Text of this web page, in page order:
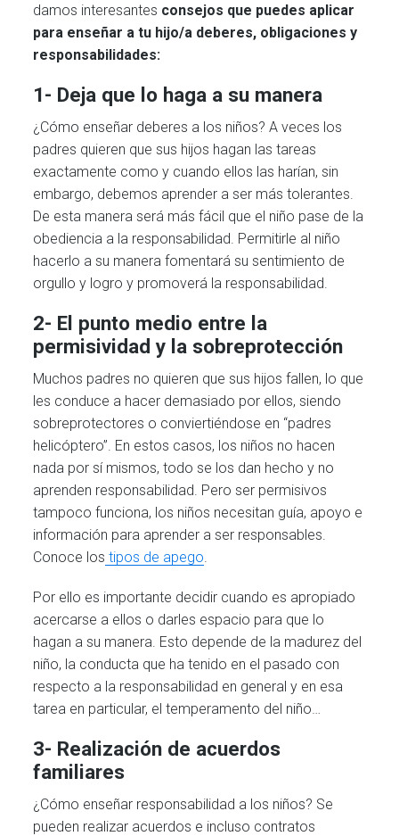
damos interesantes consejos que puedes aplicar
para enseñar a tu hijo/a deberes, obligaciones y
responsabilidades:
1- Deja que lo haga a su manera
¿Cómo enseñar deberes a los niños? A veces los
padres quieren que sus hijos hagan las tareas
exactamente como y cuando ellos las harían, sin
embargo, debemos aprender a ser más tolerantes.
De esta manera será más fácil que el niño pase de la
obediencia a la responsabilidad. Permitirle al niño
hacerlo a su manera fomentará su sentimiento de
orgullo y logro y promoverá la responsabilidad.
2- El punto medio entre la
permisividad y la sobreprotección
Muchos padres no quieren que sus hijos fallen, lo que
les conduce a hacer demasiado por ellos, siendo
sobreprotectores o conviertiéndose en “padres
helicóptero”. En estos casos, los niños no hacen
nada por sí mismos, todo se los dan hecho y no
aprenden responsabilidad. Pero ser permisivos
tampoco funciona, los niños necesitan guía, apoyo e
información para aprender a ser responsables.
Conoce los tipos de apego.
Por ello es importante decidir cuando es apropiado
acercarse a ellos o darles espacio para que lo
hagan a su manera. Esto depende de la madurez del
niño, la conducta que ha tenido en el pasado con
respecto a la responsabilidad en general y en esa
tarea en particular, el temperamento del niño…
3- Realización de acuerdos
familiares
¿Cómo enseñar responsabilidad a los niños? Se
pueden realizar acuerdos e incluso contratos